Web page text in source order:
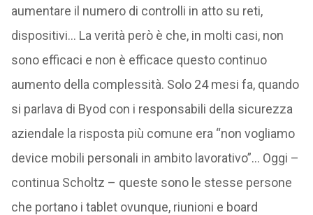
aumentare il numero di controlli in atto su reti,
dispositivi… La verità però è che, in molti casi, non
sono efficaci e non è efficace questo continuo
aumento della complessità. Solo 24 mesi fa, quando
si parlava di Byod con i responsabili della sicurezza
aziendale la risposta più comune era “non vogliamo
device mobili personali in ambito lavorativo”… Oggi –
continua Scholtz – queste sono le stesse persone
che portano i tablet ovunque, riunioni e board